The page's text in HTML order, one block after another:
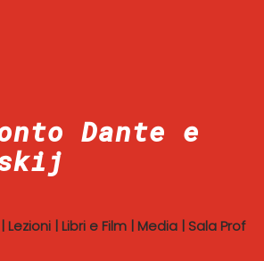
Dante e
| Lezioni | Libri e Film | Media | Sala Prof